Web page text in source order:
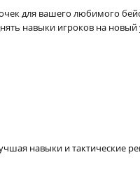
для вашего любимого
навыки игроков на новый
навыки и тактические